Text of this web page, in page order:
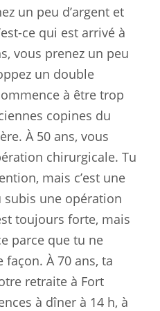
un peu d’argent et
ce qui est arrivé à
vous prenez un peu
un double
à être trop
copines du
À 50 ans, vous
chirurgicale. Tu
mais c’est une
subis une opération
toujours forte, mais
parce que tu ne
façon. À 70 ans, ta
retraite à Fort
à dîner à 14 h, à